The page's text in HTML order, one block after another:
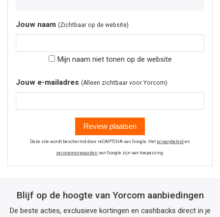
Jouw naam (Zichtbaar op de website)
Mijn naam niet tonen op de website
Jouw e-mailadres (Alleen zichtbaar voor Yorcom)
Review plaatsen
Deze site wordt beschermd door reCAPTCHA van Google. Het privacybeleid en
servicevoorwaarden van Google zijn van toepassing.
Blijf op de hoogte van Yorcom aanbiedingen
De beste acties, exclusieve kortingen en cashbacks direct in je